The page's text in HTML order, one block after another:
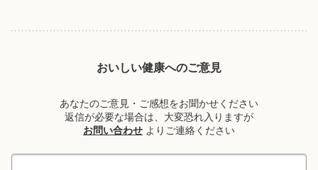
おいしい健康へのご意見
あなたのご意見・ご感想をお聞かせください
返信が必要な場合は、大変恐れ入りますが
お問い合わせ よりご連絡ください